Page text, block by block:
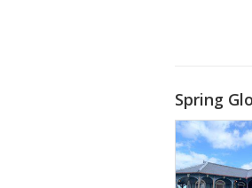
Spring